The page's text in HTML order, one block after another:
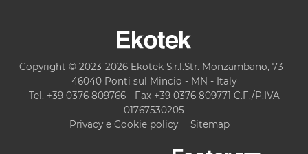
Copyright © 2023-2026 Ekotek S.r.l.Str. Monzambano, 73 -
46040 Ponti sul Mincio - MN - Italy
Tel. +39 0376 809766 - Fax +39 0376 809771 C.F./P.IVA
01767530205
Privacy e Cookie policy
Sitemap